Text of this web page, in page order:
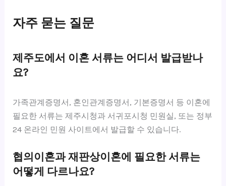
자주 묻는 질문
제주도에서 이혼 서류는 어디서 발급받나
요?
가족관계증명서, 혼인관계증명서, 기본증명서 등 이혼에
필요한 서류는 제주시청과 서귀포시청 민원실, 또는 정부
24 온라인 민원 사이트에서 발급할 수 있습니다.
협의이혼과 재판상이혼에 필요한 서류는
어떻게 다르나요?